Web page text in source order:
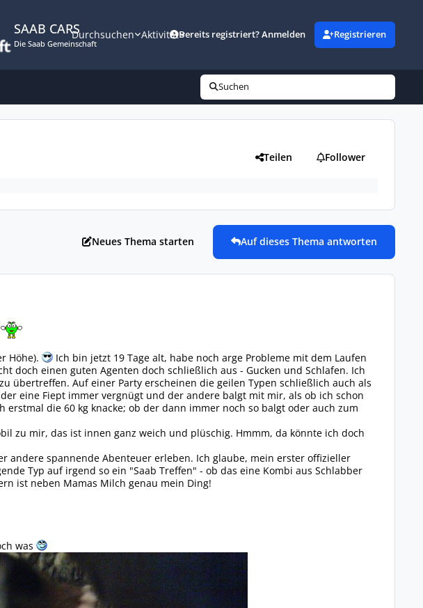
SAAB CARS
Die Saab Gemeinschaft
Durchsuchen AktivitätBereits registriert? Anmelden Registrieren
Suchen
Teilen Follower
Neues Thema starten Auf dieses Thema antworten
Höhe).
Ich bin jetzt 19 Tage alt, habe noch arge Probleme mit dem Laufen
doch einen guten Agenten doch schließlich aus - Gucken und Schlafen. Ich
übertreffen. Auf einer Party erscheinen die geilen Typen schließlich auch als
eine Fiept immer vergnügt und der andere balgt mit mir, als ob ich schon
die 60 kg knacke; ob der dann immer noch so balgt oder auch zum
zu mir, das ist innen ganz weich und plüschig. Hmmm, da könnte ich doch
andere spannende Abenteuer erleben. Ich glaube, mein erster offizieller
Typ auf irgend so ein "Saab Treffen" - ob das eine Kombi aus Schlabber
ist neben Mamas Milch genau mein Ding!
was